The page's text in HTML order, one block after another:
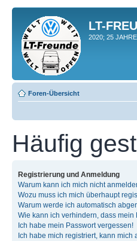
LT-
2020; 25
Foren-Übersicht
Häufig
Registrierung und Anmeldung
Warum kann ich mich nicht
Wozu muss ich mich überhaupt
Warum werde ich automatisch
Wie kann ich verhindern, dass
Ich habe mein Passwort vergessen!
Ich habe mich registriert, kann mich